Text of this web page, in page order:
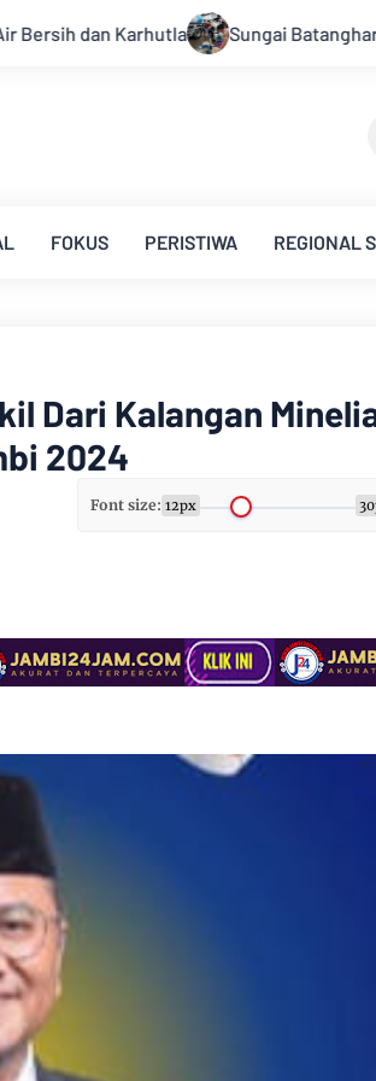
Batanghari Surut Akibat Kemarau,
FOKUS PERISTIWA REGIONAL
Dari Kalangan
2024
Font size: 12px